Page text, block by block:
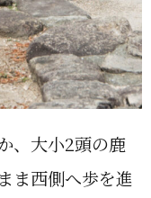
、大小2頭の鹿
ま西側へ歩を進